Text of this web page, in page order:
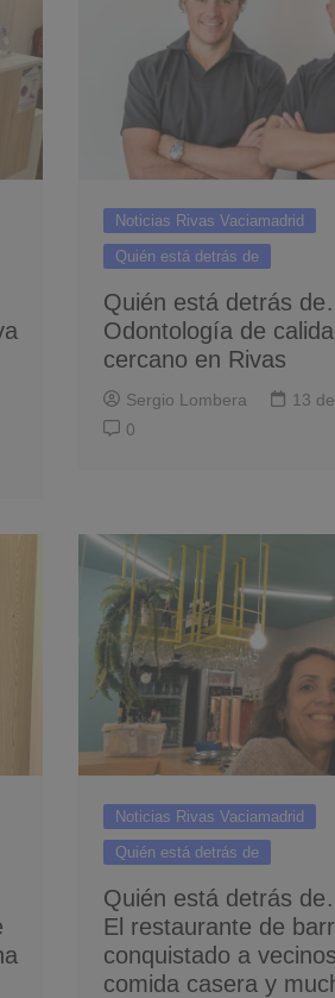
Noticias Rivas Vaciamadrid
Quién está detrás de
Quién está detrás
Odontología de
cercano en Rivas
Sergio Lombera
13
0
Noticias Rivas Vaciamadrid
Quién está detrás de
Quién está detrás
El restaurante de
conquistado a
comida casera y